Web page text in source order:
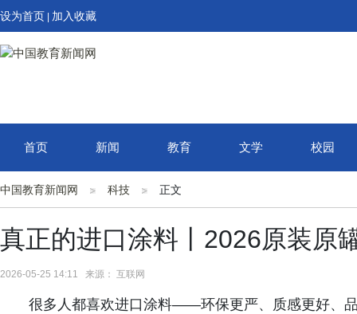
设为首页 加入收藏
首页 新闻 教育 文学 校园
中国教育新闻网 科技 正文
真正的进口涂料丨2026原装原
2026-05-25 14:11 来源： 互联网
很多人都喜欢进口涂料——环保更严、质感更好、